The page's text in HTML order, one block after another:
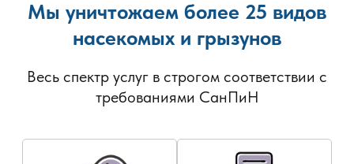
Мы уничтожаем более 25 видов
насекомых и грызунов
Весь спектр услуг в строгом соответствии с
требованиями СанПиН